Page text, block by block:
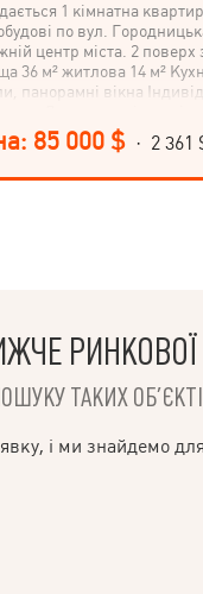
1 кімнатна
по вул.
центр міста. 2 поверх
36 м² житлова 14 м²
панорамні вікна
Навкруги дуже
чудова
підходить як для
85 000 $ · 2 361
РИНКОВОЇ
ТАКИХ
і ми знайдемо